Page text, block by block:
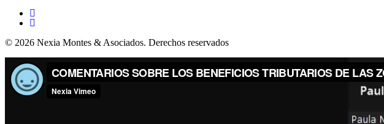
© 2026 Nexia Montes & Asociados. Derechos reservados